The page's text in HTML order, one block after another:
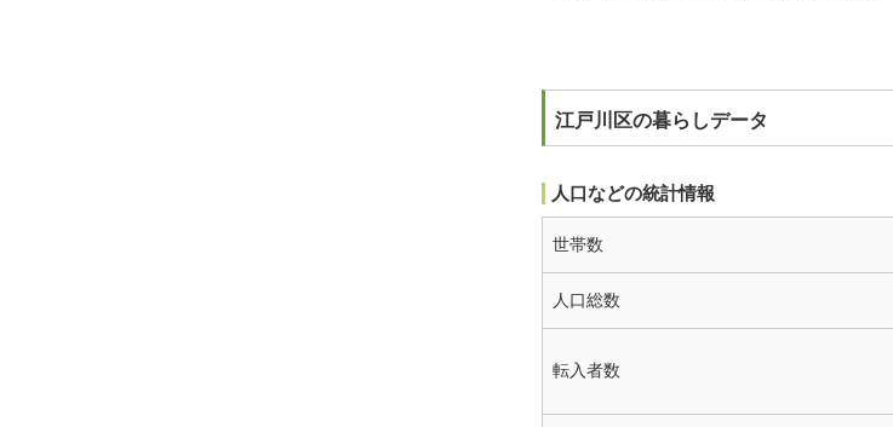
江戸川区の暮らしデータ
人口などの統計情報
世帯数
人口総数
転入者数